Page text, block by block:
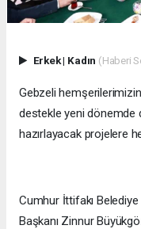
Erkek| Kadın (Haberi
Gebzeli
destekle yeni dönemde
hazırlayacak projelere
Cumhur İttifakı
Başkanı Zinnur